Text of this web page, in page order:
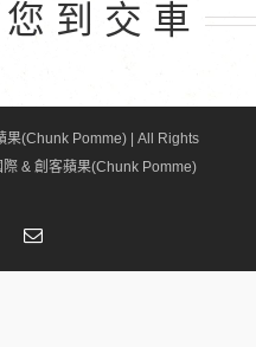
到 交 車
果(Chunk Pomme) | All Rights
際 & 創客蘋果(Chunk Pomme)
FacebookEmail: